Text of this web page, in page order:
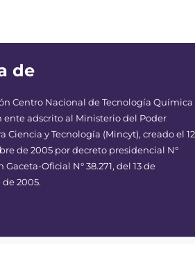
de
Centro Nacional de Tecnología Química
ente adscrito al Ministerio del Poder
Ciencia y Tecnología (Mincyt), creado el 12
de 2005 por decreto presidencial N°
Gaceta-Oficial N° 38.271, del 13 de
2005.